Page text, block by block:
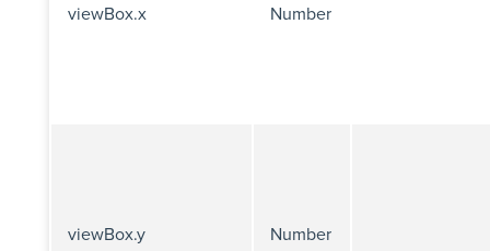
viewBox.x Number
viewBox.y Number